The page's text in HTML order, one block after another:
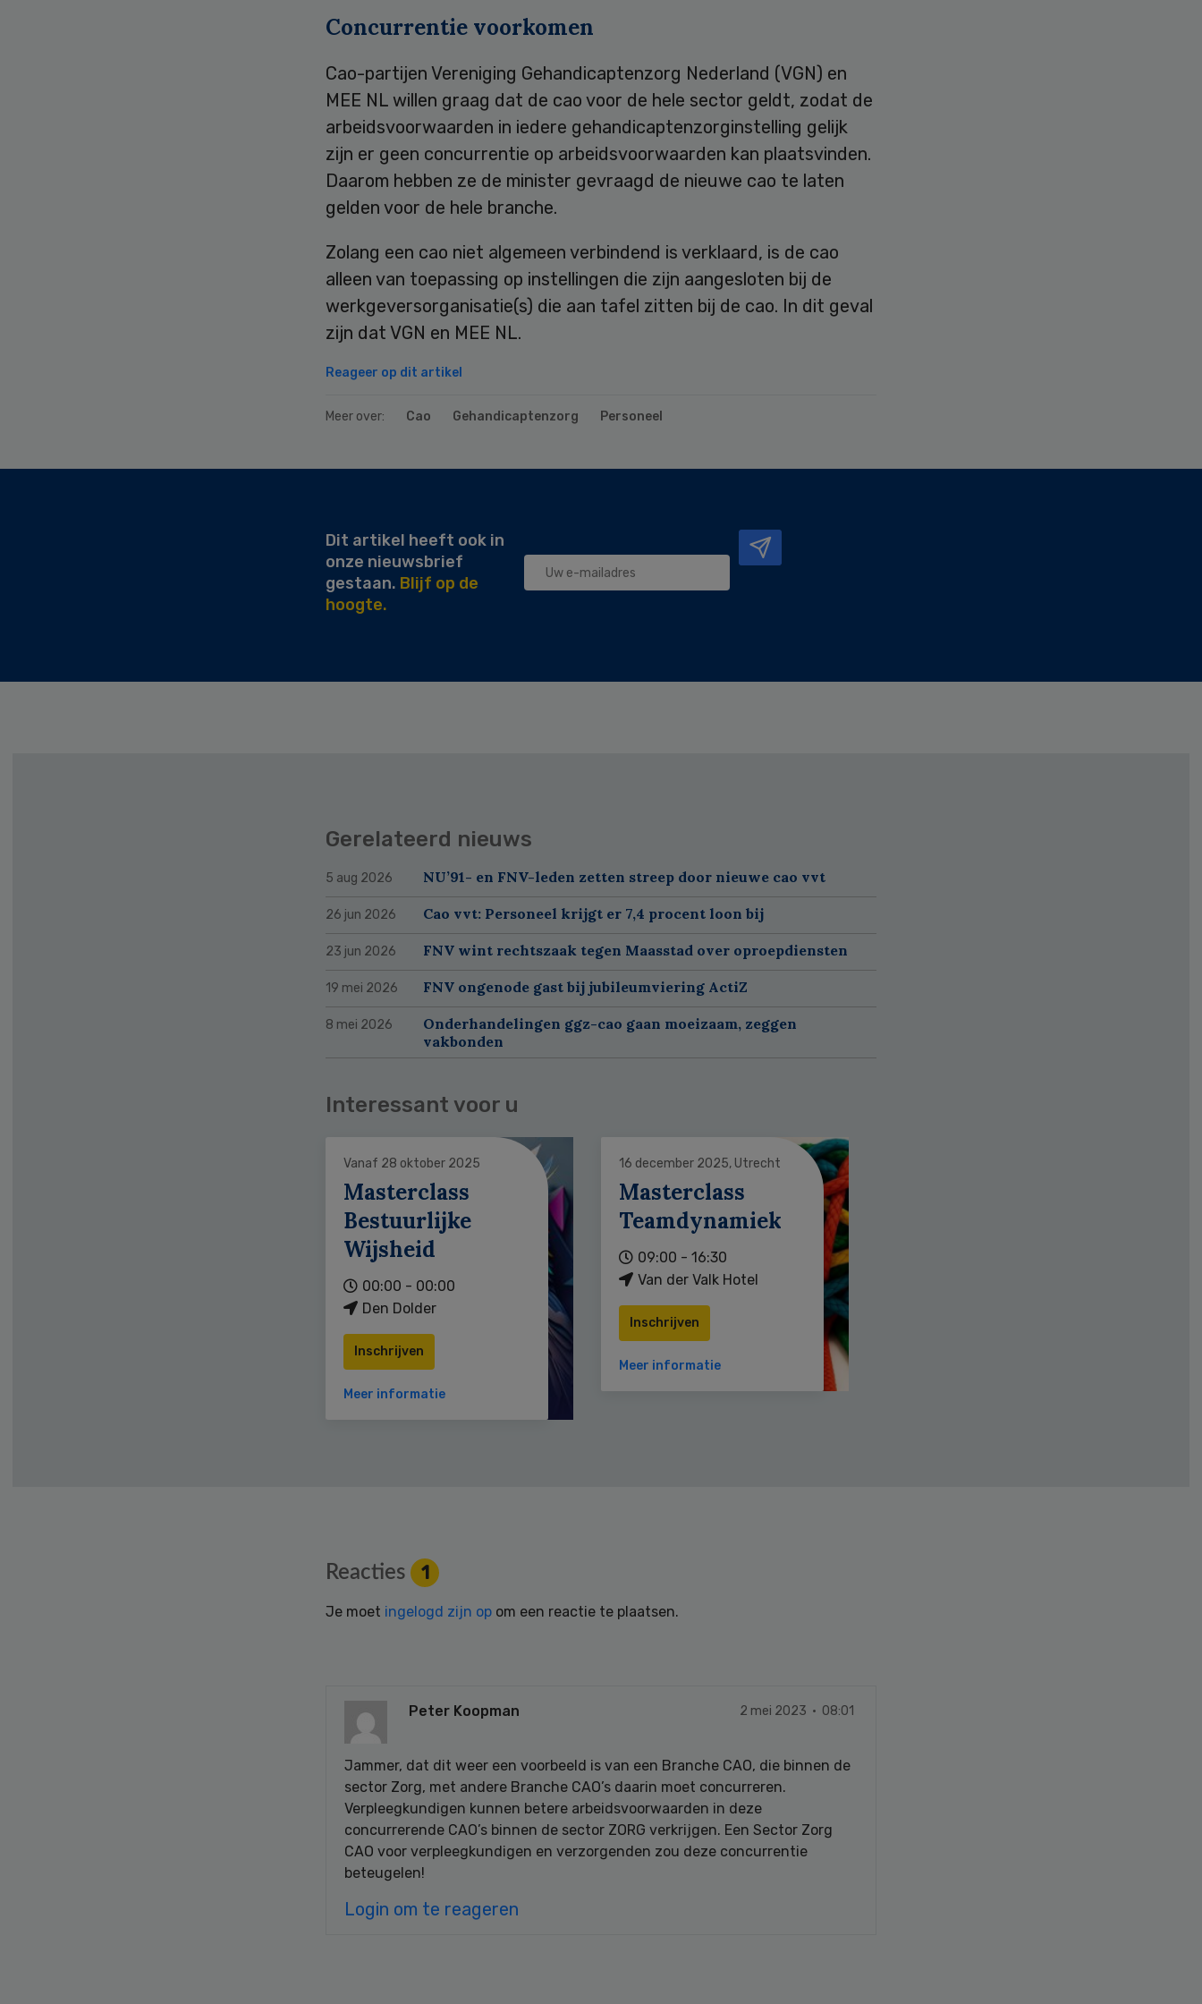
Concurrentie voorkomen
Cao-partijen Vereniging Gehandicaptenzorg Nederland (VGN) en
MEE NL willen graag dat de cao voor de hele sector geldt, zodat de
arbeidsvoorwaarden in iedere gehandicaptenzorginstelling gelijk
zijn er geen concurrentie op arbeidsvoorwaarden kan plaatsvinden.
Daarom hebben ze de minister gevraagd de nieuwe cao te laten
gelden voor de hele branche.
Zolang een cao niet algemeen verbindend is verklaard, is de cao
alleen van toepassing op instellingen die zijn aangesloten bij de
werkgeversorganisatie(s) die aan tafel zitten bij de cao. In dit geval
zijn dat VGN en MEE NL.
Reageer op dit artikel
Meer over: Cao Gehandicaptenzorg Personeel
Dit artikel heeft ook in
onze nieuwsbrief
gestaan. Blijf op de
hoogte.
Gerelateerd nieuws
5 aug 2026 NU’91- en FNV-leden zetten streep door nieuwe cao vvt
26 jun 2026 Cao vvt: Personeel krijgt er 7,4 procent loon bij
23 jun 2026 FNV wint rechtszaak tegen Maasstad over oproepdiensten
19 mei 2026 FNV ongenode gast bij jubileumviering ActiZ
8 mei 2026
Onderhandelingen ggz-cao gaan moeizaam, zeggen
vakbonden
Interessant voor u
Vanaf 28 oktober 2025
Masterclass
Bestuurlijke
Wijsheid
00:00 - 00:00
Den Dolder
Inschrijven
Meer informatie
16 december 2025, Utrecht
Masterclass
Teamdynamiek
09:00 - 16:30
Van der Valk Hotel
Inschrijven
Meer informatie
Reacties 1
Je moet ingelogd zijn op om een reactie te plaatsen.
Peter Koopman 2 mei 2023 · 08:01
Jammer, dat dit weer een voorbeeld is van een Branche CAO, die binnen de
sector Zorg, met andere Branche CAO’s daarin moet concurreren.
Verpleegkundigen kunnen betere arbeidsvoorwaarden in deze
concurrerende CAO’s binnen de sector ZORG verkrijgen. Een Sector Zorg
CAO voor verpleegkundigen en verzorgenden zou deze concurrentie
beteugelen!
Login om te reageren